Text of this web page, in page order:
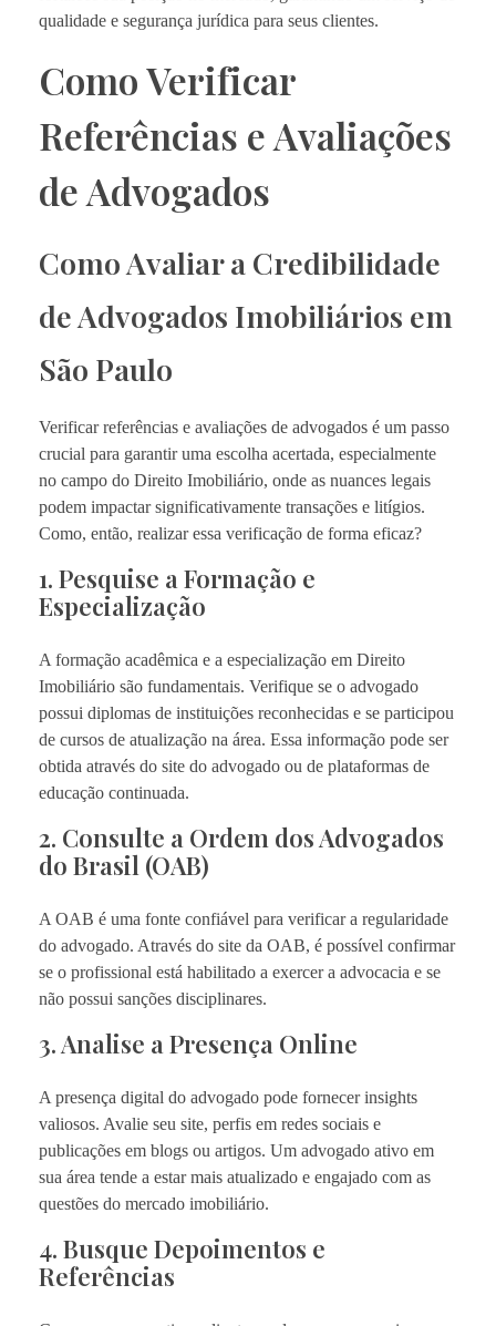
qualidade e segurança jurídica para seus clientes.
Como Verificar
Referências e Avaliações
de Advogados
Como Avaliar a Credibilidade
de Advogados Imobiliários em
São Paulo
Verificar referências e avaliações de advogados é um passo
crucial para garantir uma escolha acertada, especialmente
no campo do Direito Imobiliário, onde as nuances legais
podem impactar significativamente transações e litígios.
Como, então, realizar essa verificação de forma eficaz?
1. Pesquise a Formação e
Especialização
A formação acadêmica e a especialização em Direito
Imobiliário são fundamentais. Verifique se o advogado
possui diplomas de instituições reconhecidas e se participou
de cursos de atualização na área. Essa informação pode ser
obtida através do site do advogado ou de plataformas de
educação continuada.
2. Consulte a Ordem dos Advogados
do Brasil (OAB)
A OAB é uma fonte confiável para verificar a regularidade
do advogado. Através do site da OAB, é possível confirmar
se o profissional está habilitado a exercer a advocacia e se
não possui sanções disciplinares.
3. Analise a Presença Online
A presença digital do advogado pode fornecer insights
valiosos. Avalie seu site, perfis em redes sociais e
publicações em blogs ou artigos. Um advogado ativo em
sua área tende a estar mais atualizado e engajado com as
questões do mercado imobiliário.
4. Busque Depoimentos e
Referências